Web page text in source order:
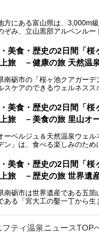
眺望、温泉、居心地の良い客
日常から少し離れて、山懐で
ったりの温泉です。冬なら雪
：オリックス・ホテルマネジ
事は黒部・宇奈月温泉 やま
方にある富山県は、3,000m
ぞみ、立山黒部アルペンルー
鮮な）海の幸も見逃せません
幹線が開業し、実は東京から
天然温泉が豊富で、すぐにで
すよ。
美食・歴史の2日間「桜
旅 －健康の旅 天然温
南砺市の「桜ヶ池クアガーデ
スケアのできるウェルネスス
、ゆったり楽しみながら美
「桜ヶ池クアガーデン」の天
たいと思います。
美食・歴史の2日間「桜
旅 －美食の旅 里山オ
ーベルジュ＆天然温泉ウェル
ン」は、食べる楽しみのため
はフレンチ、火、木は和食、
ナーで味わえます。オリジナ
「桜ヶ池クアガーデン」に
じっくりご紹介します！
美食・歴史の2日間「桜
旅 －歴史の旅 世界遺
南砺市は世界遺産である五
ある「宮大工の鑿一丁から生
・城端と、とても魅力的な
。
フティ温泉ニュースTOP